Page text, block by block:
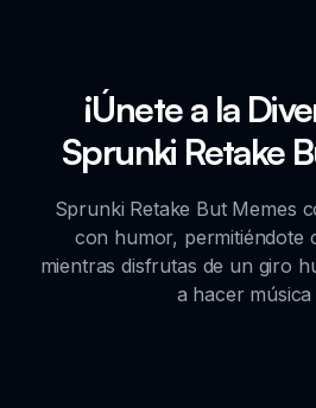
¡Únete a la
Sprunki Retake
Sprunki Retake But Memes
con humor, permitiéndote
mientras disfrutas de un giro
a hacer